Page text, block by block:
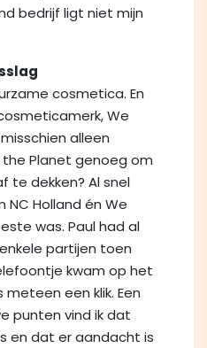
bedrijf ligt niet mijn
cosmetica. En
We
alleen
the Planet genoeg om
te dekken? Al snel
NC Holland én We
was. Paul had al
partijen toen
kwam op het
een klik. Een
punten vind ik dat
en dat er aandacht is